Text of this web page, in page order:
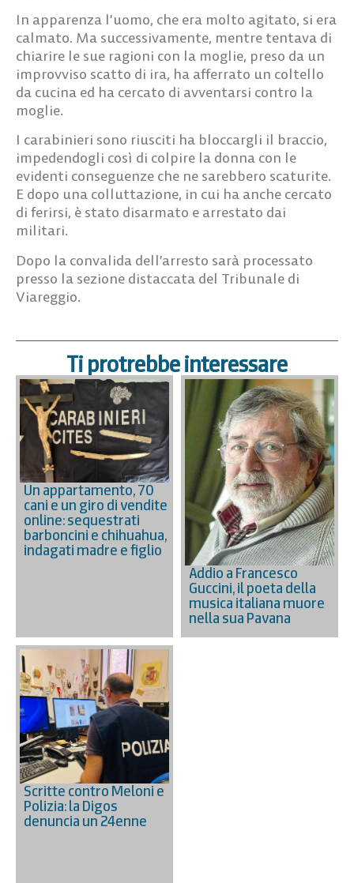
In apparenza l’uomo, che era molto agitato, si era
calmato. Ma successivamente, mentre tentava di
chiarire le sue ragioni con la moglie, preso da un
improvviso scatto di ira, ha afferrato un coltello
da cucina ed ha cercato di avventarsi contro la
moglie.
I carabinieri sono riusciti ha bloccargli il braccio,
impedendogli così di colpire la donna con le
evidenti conseguenze che ne sarebbero scaturite.
E dopo una colluttazione, in cui ha anche cercato
di ferirsi, è stato disarmato e arrestato dai
militari.
Dopo la convalida dell’arresto sarà processato
presso la sezione distaccata del Tribunale di
Viareggio.
Ti protrebbe interessare
Un appartamento, 70
cani e un giro di vendite
online: sequestrati
barboncini e chihuahua,
indagati madre e figlio
Addio a Francesco
Guccini, il poeta della
musica italiana muore
nella sua Pavana
Scritte contro Meloni e
Polizia: la Digos
denuncia un 24enne